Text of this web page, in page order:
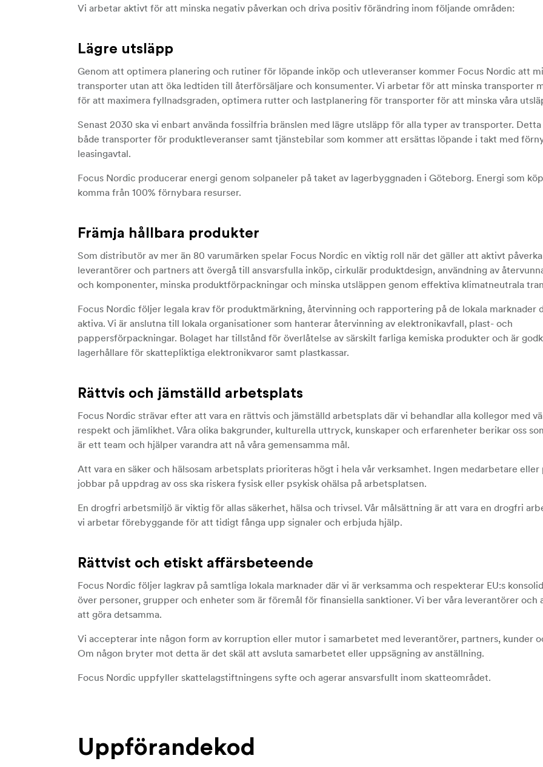
Vi arbetar aktivt för att minska negativ påverkan och driva positiv förändring inom följande områden:
Lägre utsläpp
Genom att optimera planering och rutiner för löpande inköp och utleveranser kommer Focus Nordic att
transporter utan att öka ledtiden till återförsäljare och konsumenter. Vi arbetar för att minska transporter
för att maximera fyllnadsgraden, optimera rutter och lastplanering för transporter för att minska våra
Senast 2030 ska vi enbart använda fossilfria bränslen med lägre utsläpp för alla typer av transporter.
både transporter för produktleveranser samt tjänstebilar som kommer att ersättas löpande i takt med
leasingavtal.
Focus Nordic producerar energi genom solpaneler på taket av lagerbyggnaden i Göteborg. Energi som
komma från 100% förnybara resurser.
Främja hållbara produkter
Som distributör av mer än 80 varumärken spelar Focus Nordic en viktig roll när det gäller att aktivt
leverantörer och partners att övergå till ansvarsfulla inköp, cirkulär produktdesign, användning av
och komponenter, minska produktförpackningar och minska utsläppen genom effektiva klimatneutrala
Focus Nordic följer legala krav för produktmärkning, återvinning och rapportering på de lokala marknader
aktiva. Vi är anslutna till lokala organisationer som hanterar återvinning av elektronikavfall, plast- och
pappersförpackningar. Bolaget har tillstånd för överlåtelse av särskilt farliga kemiska produkter och är
lagerhållare för skattepliktiga elektronikvaror samt plastkassar.
Rättvis och jämställd arbetsplats
Focus Nordic strävar efter att vara en rättvis och jämställd arbetsplats där vi behandlar alla kollegor med
respekt och jämlikhet. Våra olika bakgrunder, kulturella uttryck, kunskaper och erfarenheter berikar oss
är ett team och hjälper varandra att nå våra gemensamma mål.
Att vara en säker och hälsosam arbetsplats prioriteras högt i hela vår verksamhet. Ingen medarbetare eller
jobbar på uppdrag av oss ska riskera fysisk eller psykisk ohälsa på arbetsplatsen.
En drogfri arbetsmiljö är viktig för allas säkerhet, hälsa och trivsel. Vår målsättning är att vara en drogfri
vi arbetar förebyggande för att tidigt fånga upp signaler och erbjuda hjälp.
Rättvist och etiskt affärsbeteende
Focus Nordic följer lagkrav på samtliga lokala marknader där vi är verksamma och respekterar EU:s
över personer, grupper och enheter som är föremål för finansiella sanktioner. Vi ber våra leverantörer och
att göra detsamma.
Vi accepterar inte någon form av korruption eller mutor i samarbetet med leverantörer, partners, kunder
Om någon bryter mot detta är det skäl att avsluta samarbetet eller uppsägning av anställning.
Focus Nordic uppfyller skattelagstiftningens syfte och agerar ansvarsfullt inom skatteområdet.
Uppförandekod